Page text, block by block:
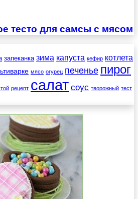
тесто для самсы с мясом
запеканка зима капуста кефир котлета
мясо огурец печенье пирог
рецепт салат соус творожный тест